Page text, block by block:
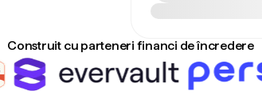
Construit cu parteneri financi de încredere